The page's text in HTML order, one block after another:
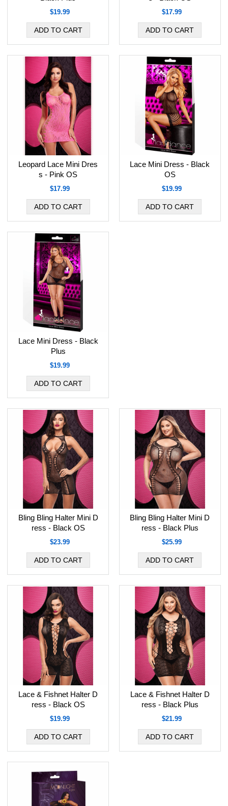
$19.99 $17.99
Leopard Lace Mini Dres
s - Pink OS
$17.99
Lace Mini Dress - Black
OS
$19.99
Lace Mini Dress - Black
Plus
$19.99
Bling Bling Halter Mini D
ress - Black OS
$23.99
Bling Bling Halter Mini D
ress - Black Plus
$25.99
Lace & Fishnet Halter D
ress - Black OS
$19.99
Lace & Fishnet Halter D
ress - Black Plus
$21.99